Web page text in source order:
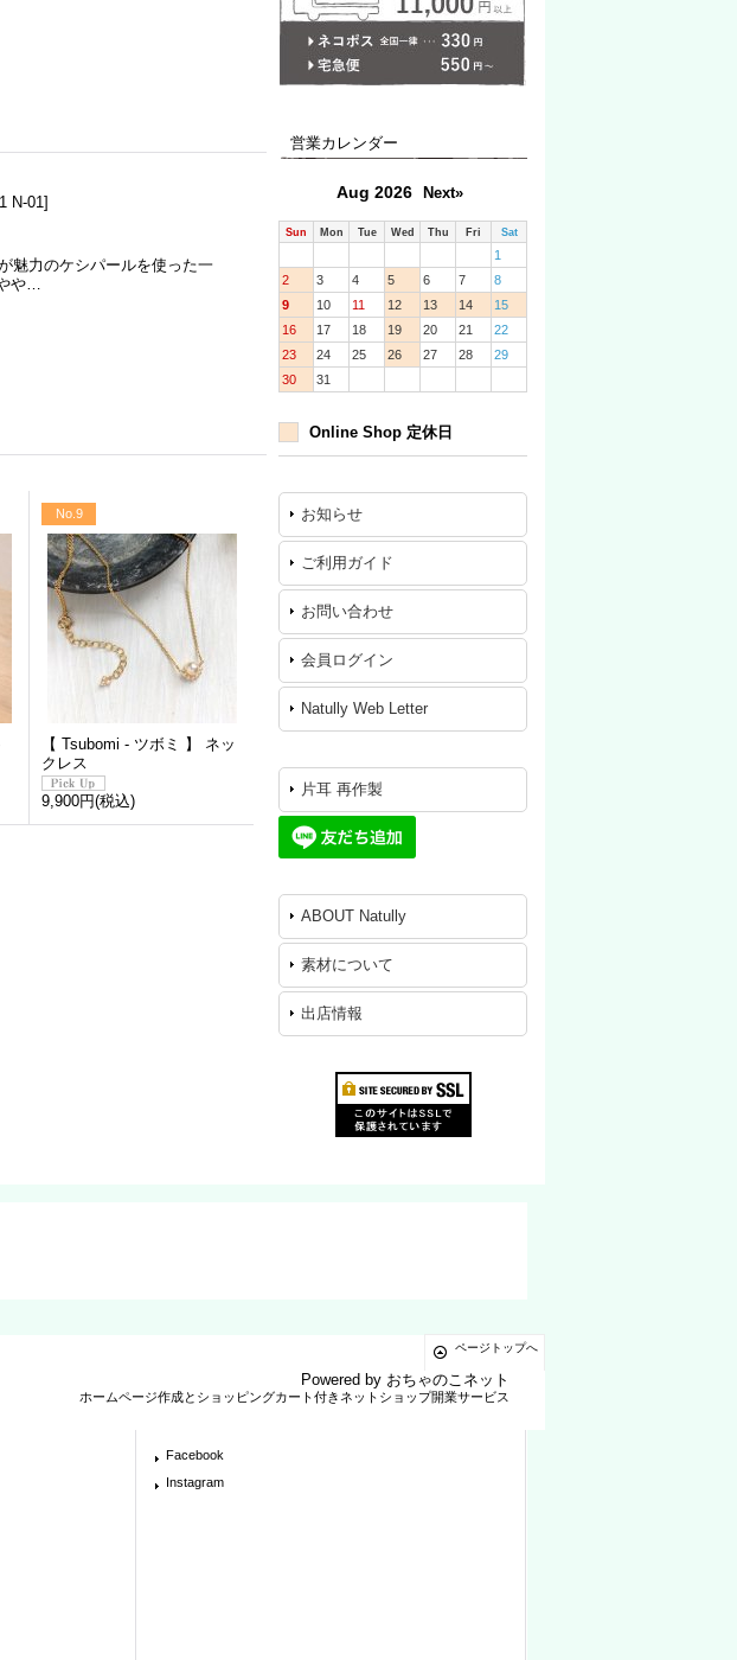
営業カレンダー
Aug 2026 Next»
Sun Mon Tue Wed Thu Fri Sat
1
2
3 4 5 6 7
8
9
10 11 12 13 14
15
16
17 18 19 20 21
22
23
24 25 26 27 28
29
30
31
Online Shop 定休日
お知らせ
ご利用ガイド
お問い合わせ
会員ログイン
Natully Web Letter
片耳 再作製
ABOUT Natully
素材について
出店情報
N-01]
魅力のケシパールを使った一
や…
No.9
【 Tsubomi - ツボミ 】 ネッ
クレス
9,900円(税込)
ページトップへ
Powered by おちゃのこネット
ホームページ作成とショッピングカート付きネットショップ開業サービス
Facebook
Instagram